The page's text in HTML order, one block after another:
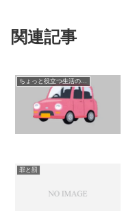
関連記事
罪と罰